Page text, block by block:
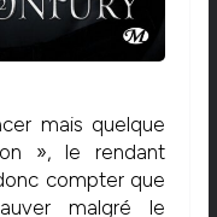
mais quelque
», le rendant
compter que
malgré le